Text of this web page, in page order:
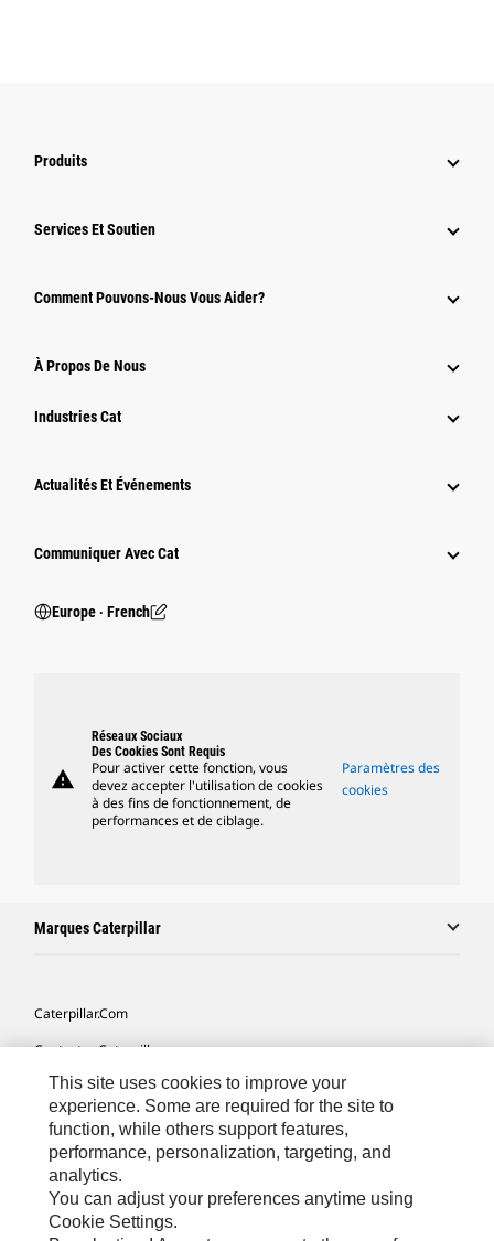
Produits
Services Et Soutien
Comment Pouvons-Nous Vous Aider?
À Propos De Nous
Industries Cat
Actualités Et Événements
Communiquer Avec Cat
Europe ‧ French
warning
Réseaux Sociaux
Des Cookies Sont Requis
Pour activer cette fonction, vous
devez accepter l'utilisation de cookies
à des fins de fonctionnement, de
performances et de ciblage.
Paramètres des
cookies
Marques Caterpillar
Caterpillar.com
Contacter Caterpillar
Mes Préférences Marketing
Plan Du Site
Cookie Settings
Légales
Confidentialité
This site uses cookies to improve your
experience. Some are required for the site to
function, while others support features,
performance, personalization, targeting, and
analytics.
You can adjust your preferences anytime using
Cookie Settings.